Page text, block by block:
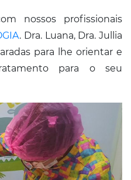
nossos profissionais
. Dra. Luana, Dra. Jullia
para lhe orientar e
para o seu